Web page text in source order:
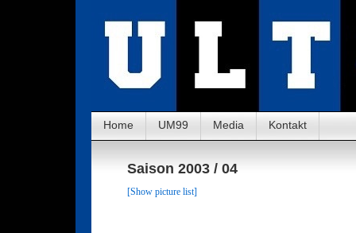
Home UM99 Media Kontakt
Saison 2003 / 04
[Show picture list]